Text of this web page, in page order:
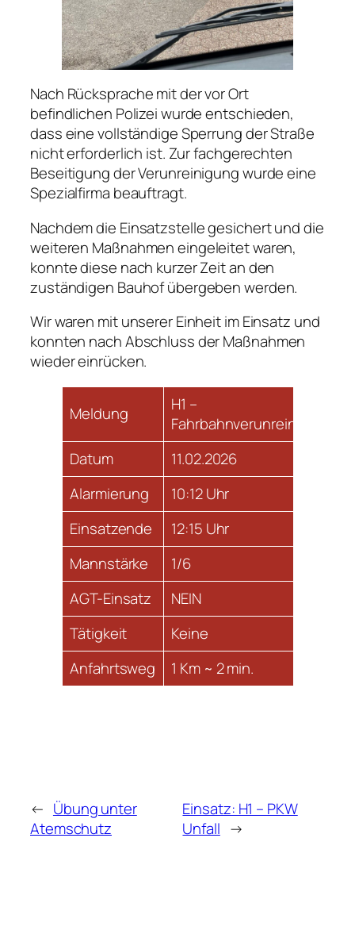
Nach Rücksprache mit der vor Ort
befindlichen Polizei wurde entschieden,
dass eine vollständige Sperrung der Straße
nicht erforderlich ist. Zur fachgerechten
Beseitigung der Verunreinigung wurde eine
Spezialfirma beauftragt.
Nachdem die Einsatzstelle gesichert und die
weiteren Maßnahmen eingeleitet waren,
konnte diese nach kurzer Zeit an den
zuständigen Bauhof übergeben werden.
Wir waren mit unserer Einheit im Einsatz und
konnten nach Abschluss der Maßnahmen
wieder einrücken.
Meldung
H1 –
Fahrbahnverunreinigung
Datum
11.02.2026
Alarmierung
10:12 Uhr
Einsatzende
12:15 Uhr
Mannstärke
1/6
AGT-Einsatz
NEIN
Tätigkeit
Keine
Anfahrtsweg
1 Km ~ 2 min.
← Übung unter
Atemschutz
Einsatz: H1 – PKW
Unfall →